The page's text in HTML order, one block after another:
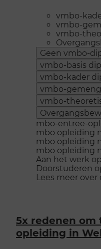
vmbo-
vmbo-
vmbo-
Geen vmbo-
vmbo-basis
vmbo-kader
vmbo-
vmbo-
mbo-entree-
mbo opleiding
mbo opleiding
mbo opleiding
Aan het werk
Doorstuderen
Lees meer over
5x redenen om
opleiding in